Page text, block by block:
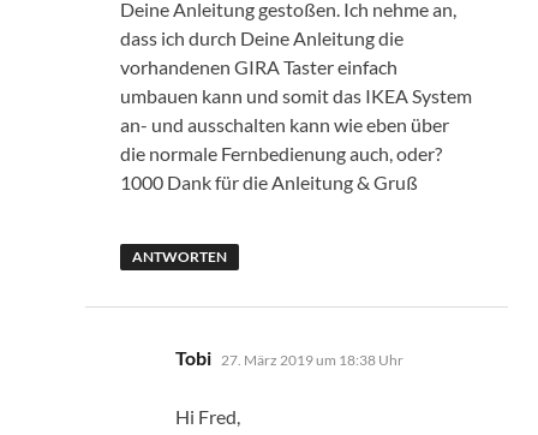
Deine Anleitung gestoßen. Ich nehme an,
dass ich durch Deine Anleitung die
vorhandenen GIRA Taster einfach
umbauen kann und somit das IKEA System
an- und ausschalten kann wie eben über
die normale Fernbedienung auch, oder?
1000 Dank für die Anleitung & Gruß
ANTWORTEN
Tobi sagt:
27. März 2019 um 18:38 Uhr
Hi Fred,